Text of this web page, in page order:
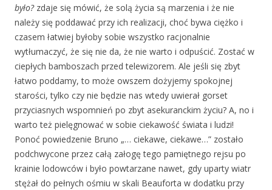
było?zdaje się mówić, że solą życia są marzenia i że nie
należy się poddawać przy ich realizacji, choć bywa ciężko i
czasem łatwiej byłoby sobie wszystko racjonalnie
wytłumaczyć, że się nie da, że nie warto i odpuścić. Zostać w
ciepłych bamboszach przed telewizorem. Ale jeśli się zbyt
łatwo poddamy, to może owszem dożyjemy spokojnej
starości, tylko czy nie będzie nas wtedy uwierał gorset
przyciasnych wspomnień po zbyt asekuranckim życiu? A, no i
warto też pielęgnować w sobie ciekawość świata i ludzi!
Ponoć powiedzenie Bruno „… ciekawe, ciekawe…” zostało
podchwycone przez całą załogę tego pamiętnego rejsu po
krainie lodowców i było powtarzane nawet, gdy uparty wiatr
stężał do pełnych ośmiu w skali Beauforta w dodatku przy